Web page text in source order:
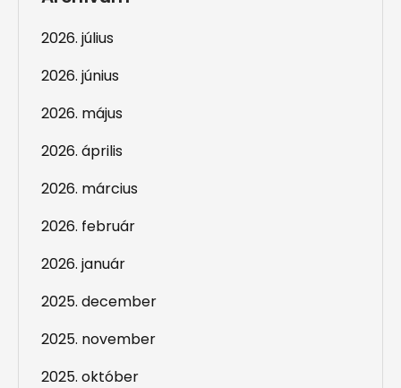
2026. július
2026. június
2026. május
2026. április
2026. március
2026. február
2026. január
2025. december
2025. november
2025. október